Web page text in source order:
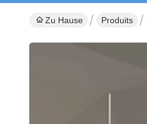
Zu Hause Produits